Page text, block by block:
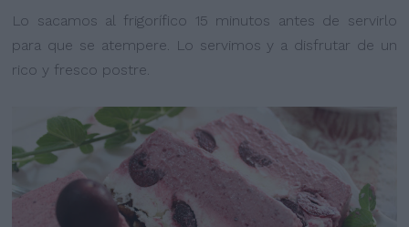
Lo sacamos al frigorífico 15 minutos antes de servirlo
para que se atempere. Lo servimos y a disfrutar de un
rico y fresco postre.